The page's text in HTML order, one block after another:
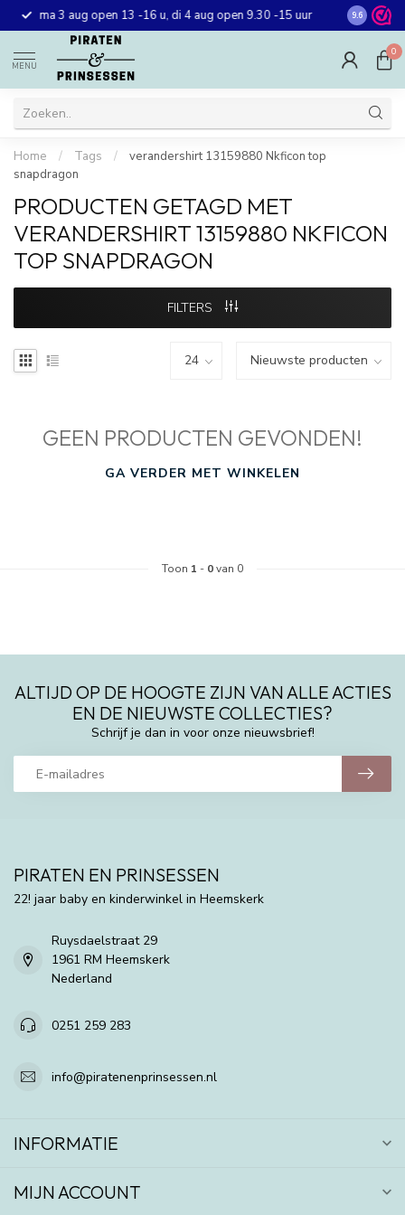
ma 3 aug open 13 -16 u, di 4 aug open 9.30 -15 uur Gratis
winkel in
9.6
MENU
0
Home / Tags /
verandershirt 13159880 Nkficon top
snapdragon
PRODUCTEN GETAGD MET
VERANDERSHIRT 13159880 NKFICON
TOP SNAPDRAGON
FILTERS
GEEN PRODUCTEN GEVONDEN!
GA VERDER MET WINKELEN
Toon 1 - 0van 0
ALTIJD OP DE HOOGTE ZIJN VAN ALLE ACTIES
EN DE NIEUWSTE COLLECTIES?
Schrijf je dan in voor onze nieuwsbrief!
PIRATEN EN PRINSESSEN
22! jaar baby en kinderwinkel in Heemskerk
Ruysdaelstraat 29
1961 RM Heemskerk
Nederland
0251 259 283
info@piratenenprinsessen.nl
INFORMATIE
MIJN ACCOUNT